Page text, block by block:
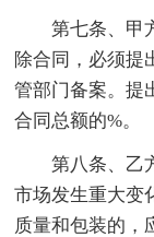
第七条、甲
除合同，必须提
管部门备案。提
合同总额的%。
第八条、乙
市场发生重大变
质量和包装的，